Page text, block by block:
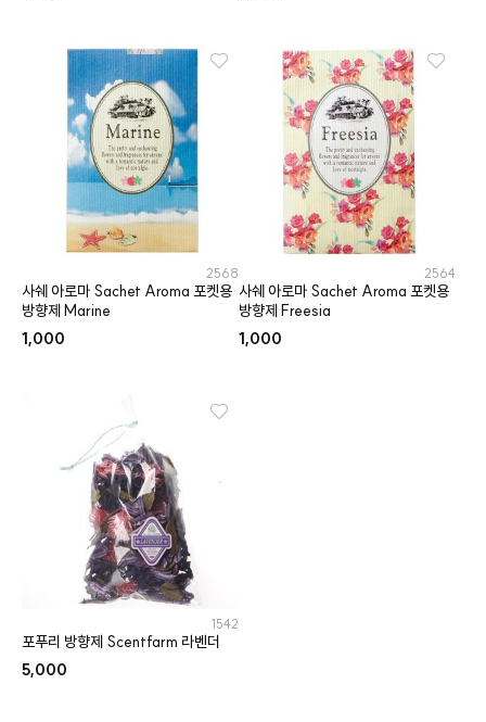
2568
사쉐 아로마 Sachet Aroma 포켓용
방향제 Marine
1,000
2564
사쉐 아로마 Sachet Aroma 포켓용
방향제 Freesia
1,000
1542
포푸리 방향제 Scentfarm 라벤더
5,000